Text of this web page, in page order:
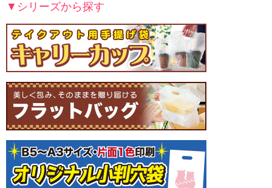
▼シリーズから探す